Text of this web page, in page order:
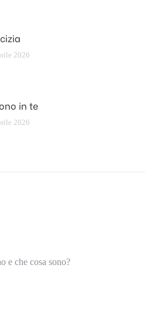
2026
in te
2026
e che cosa sono?